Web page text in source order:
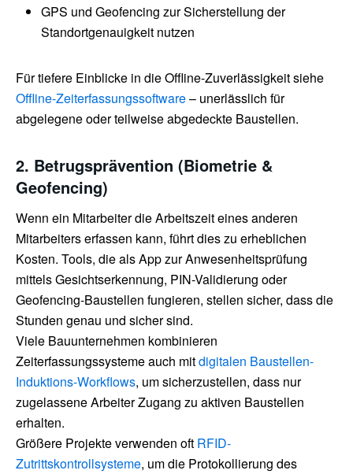
GPS und Geofencing zur Sicherstellung der
Standortgenauigkeit nutzen
Für tiefere Einblicke in die Offline-Zuverlässigkeit siehe
Offline-Zeiterfassungssoftware– unerlässlich für
abgelegene oder teilweise abgedeckte Baustellen.
2. Betrugsprävention (Biometrie &
Geofencing)
Wenn ein Mitarbeiter die Arbeitszeit eines anderen
Mitarbeiters erfassen kann, führt dies zu erheblichen
Kosten. Tools, die als App zur Anwesenheitsprüfung
mittels Gesichtserkennung, PIN-Validierung oder
Geofencing-Baustellen fungieren, stellen sicher, dass die
Stunden genau und sicher sind.
Viele Bauunternehmen kombinieren
Zeiterfassungssysteme auch mitdigitalen Baustellen-
Induktions-Workflows, um sicherzustellen, dass nur
zugelassene Arbeiter Zugang zu aktiven Baustellen
erhalten.
Größere Projekte verwenden oft RFID-
Zutrittskontrollsysteme, um die Protokollierung des